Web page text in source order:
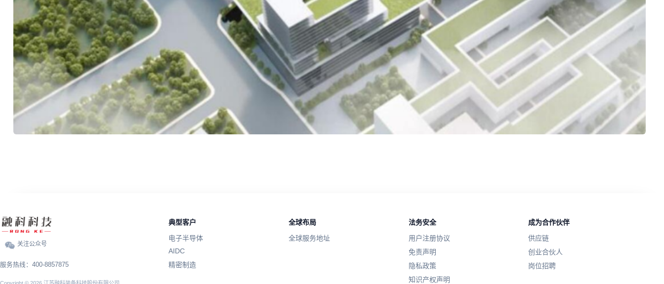
关注公众号
服务热线：400-8857875
典型客户
电子半导体
AIDC
精密制造
全球布局
全球服务地址
法务安全
用户注册协议
免责声明
隐私政策
知识产权声明
成为合作伙伴
供应链
创业合伙人
岗位招聘